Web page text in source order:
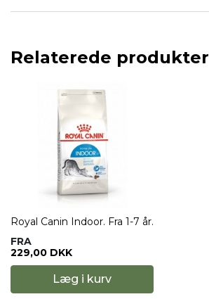
Relaterede produkter
Royal Canin Indoor. Fra 1-7 år.
FRA
229,00 DKK
Læg i kurv